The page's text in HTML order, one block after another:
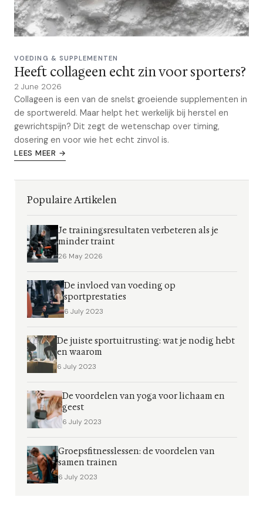
VOEDING & SUPPLEMENTEN
Heeft collageen echt zin voor sporters?
2 June 2026
Collageen is een van de snelst groeiende supplementen in
de sportwereld. Maar helpt het werkelijk bij herstel en
gewrichtspijn? Dit zegt de wetenschap over timing,
dosering en voor wie het echt zinvol is.
LEES MEER →
Populaire Artikelen
Je trainingsresultaten verbeteren als je
minder traint
26 May 2026
De invloed van voeding op
sportprestaties
6 July 2023
De juiste sportuitrusting: wat je nodig hebt
en waarom
6 July 2023
De voordelen van yoga voor lichaam en
geest
6 July 2023
Groepsfitnesslessen: de voordelen van
samen trainen
6 July 2023